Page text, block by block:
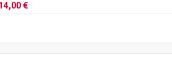
€